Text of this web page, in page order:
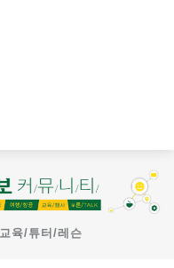
교육/튜터/레슨